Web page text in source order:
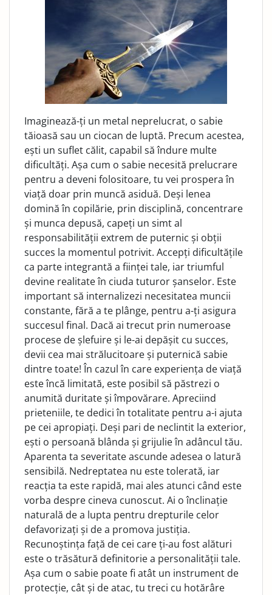
Imaginează-ți un metal neprelucrat, o sabie
tăioasă sau un ciocan de luptă. Precum acestea,
ești un suflet călit, capabil să îndure multe
dificultăți. Așa cum o sabie necesită prelucrare
pentru a deveni folositoare, tu vei prospera în
viață doar prin muncă asiduă. Deși lenea
domină în copilărie, prin disciplină, concentrare
și munca depusă, capeți un simt al
responsabilității extrem de puternic și obții
succes la momentul potrivit. Accepți dificultățile
ca parte integrantă a ființei tale, iar triumful
devine realitate în ciuda tuturor șanselor. Este
important să internalizezi necesitatea muncii
constante, fără a te plânge, pentru a-ți asigura
succesul final. Dacă ai trecut prin numeroase
procese de șlefuire și le-ai depășit cu succes,
devii cea mai strălucitoare și puternică sabie
dintre toate! În cazul în care experiența de viață
este încă limitată, este posibil să păstrezi o
anumită duritate și împovărare. Apreciind
prieteniile, te dedici în totalitate pentru a-i ajuta
pe cei apropiați. Deși pari de neclintit la exterior,
ești o persoană blânda și grijulie în adâncul tău.
Aparenta ta severitate ascunde adesea o latură
sensibilă. Nedreptatea nu este tolerată, iar
reacția ta este rapidă, mai ales atunci când este
vorba despre cineva cunoscut. Ai o înclinație
naturală de a lupta pentru drepturile celor
defavorizați și de a promova justiția.
Recunoștința față de cei care ți-au fost alături
este o trăsătură definitorie a personalității tale.
Așa cum o sabie poate fi atât un instrument de
protecție, cât și de atac, tu treci cu hotărâre